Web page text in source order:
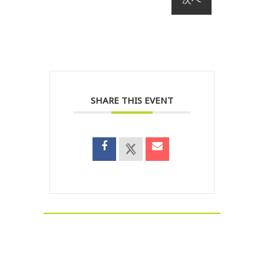
SHARE THIS EVENT